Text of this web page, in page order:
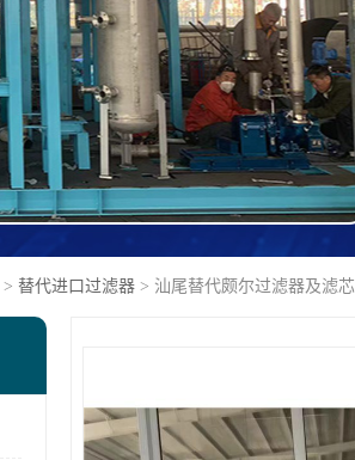
> 替代进口过滤器 > 汕尾替代颇尔过滤器及滤芯